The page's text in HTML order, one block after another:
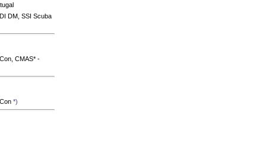
DM, SSI Scuba
CMAS* -
*)